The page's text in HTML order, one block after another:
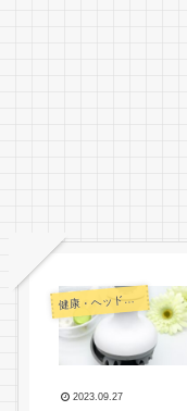
健
康・ヘッドケア
2023.09.27